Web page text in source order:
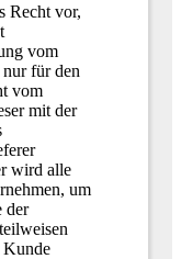
Recht vor,
vom
für den
vom
mit der
wird alle
um
der
Kunde